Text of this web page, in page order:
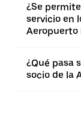
¿Se
servicio en
Aeropuerto
¿Qué pasa
socio de la